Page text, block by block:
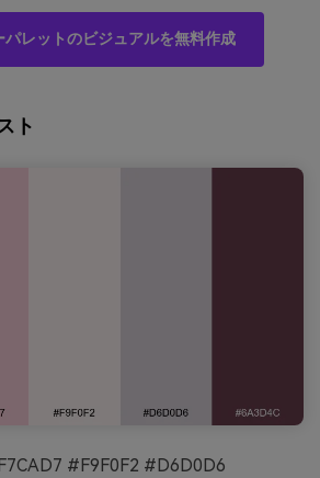
レットのビジュアルを無料作成
ト
#F9F0F2 #D6D0D6